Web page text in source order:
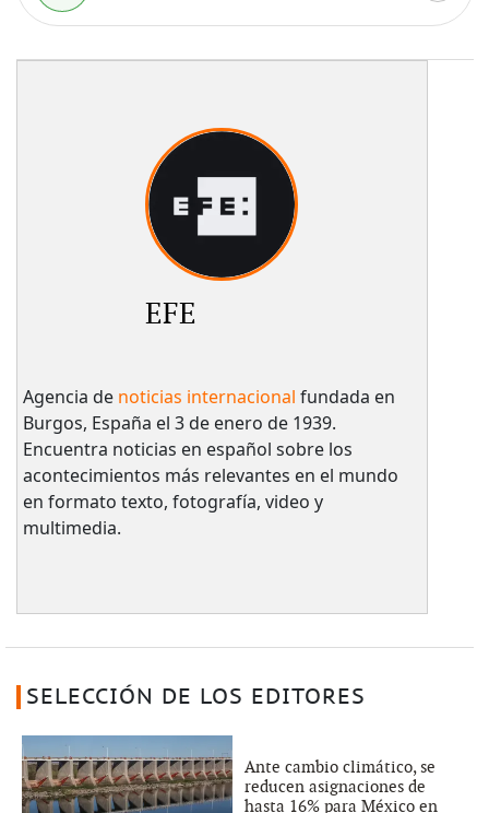
EFE
Agencia de noticias internacional fundada en
Burgos, España el 3 de enero de 1939.
Encuentra noticias en español sobre los
acontecimientos más relevantes en el mundo
en formato texto, fotografía, video y
multimedia.
SELECCIÓN DE LOS EDITORES
Ante cambio climático, se
reducen asignaciones de
hasta 16% para México en